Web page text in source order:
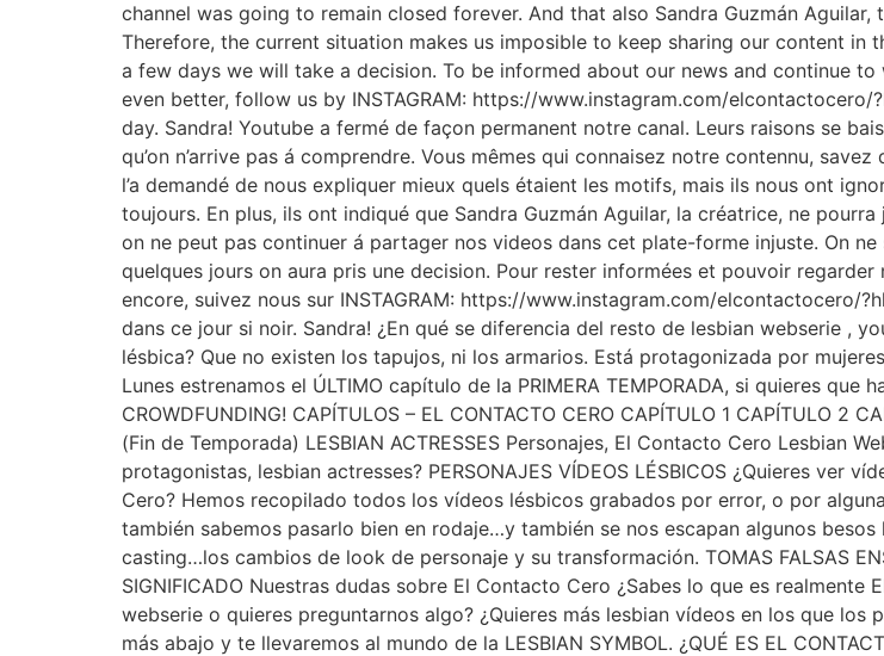
channel was going to remain closed forever. And that also Sandra Guzmán
Therefore, the current situation makes us imposible to keep sharing our content
a few days we will take a decision. To be informed about our news and continue
even better, follow us by INSTAGRAM: https://www.instagram.com/
day. Sandra! Youtube a fermé de façon permanent notre canal. Leurs raisons se
qu’on n’arrive pas á comprendre. Vous mêmes qui connaisez notre contennu,
l’a demandé de nous expliquer mieux quels étaient les motifs, mais ils nous ont
toujours. En plus, ils ont indiqué que Sandra Guzmán Aguilar, la créatrice, ne
on ne peut pas continuer á partager nos videos dans cet plate-forme injuste. On ne
quelques jours on aura pris une decision. Pour rester informées et pouvoir regarder
encore, suivez nous sur INSTAGRAM: https://www.instagram.com/elcontactocero/
dans ce jour si noir. Sandra! ¿En qué se diferencia del resto de lesbian webserie ,
lésbica? Que no existen los tapujos, ni los armarios. Está protagonizada por
Lunes estrenamos el ÚLTIMO capítulo de la PRIMERA TEMPORADA, si quieres que
CROWDFUNDING! CAPÍTULOS – EL CONTACTO CERO CAPÍTULO 1 CAPÍTULO 2
(Fin de Temporada) LESBIAN ACTRESSES Personajes, El Contacto Cero Lesbian
protagonistas, lesbian actresses? PERSONAJES VÍDEOS LÉSBICOS ¿Quieres ver
Cero? Hemos recopilado todos los vídeos lésbicos grabados por error, o por
también sabemos pasarlo bien en rodaje…y también se nos escapan algunos
casting…los cambios de look de personaje y su transformación. TOMAS FALSAS
SIGNIFICADO Nuestras dudas sobre El Contacto Cero ¿Sabes lo que es
webserie o quieres preguntarnos algo? ¿Quieres más lesbian vídeos en los que
más abajo y te llevaremos al mundo de la LESBIAN SYMBOL. ¿QUÉ ES EL